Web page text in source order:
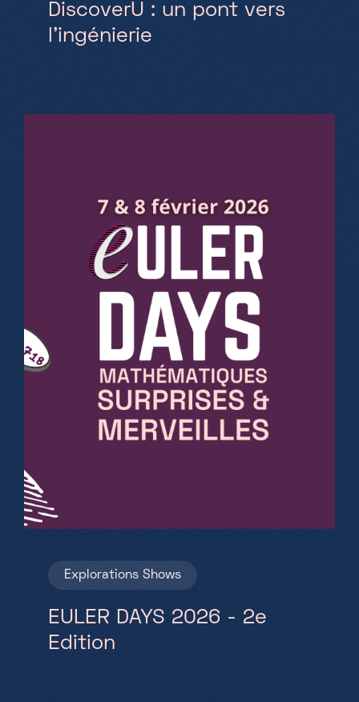
DiscoverU : un pont vers
l’ingénierie
Explorations Shows
EULER DAYS 2026 - 2e
Edition